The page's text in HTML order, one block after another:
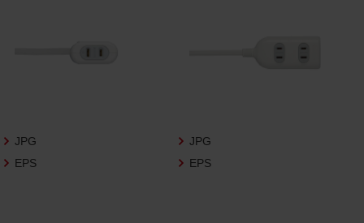
されることがあります。各データをダウン
商品写真データ利用規約
JPG
EPS
JPG
EPS